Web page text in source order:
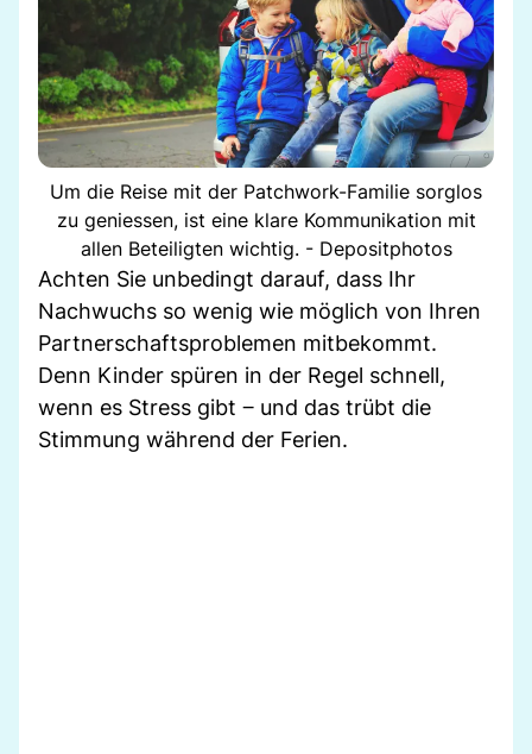
Um die Reise mit der Patchwork-Familie sorglos
zu geniessen, ist eine klare Kommunikation mit
allen Beteiligten wichtig. - Depositphotos
Achten Sie unbedingt darauf, dass Ihr
Nachwuchs so wenig wie möglich von Ihren
Partnerschaftsproblemen mitbekommt.
Denn Kinder spüren in der Regel schnell,
wenn es Stress gibt ‒ und das trübt die
Stimmung während der Ferien.